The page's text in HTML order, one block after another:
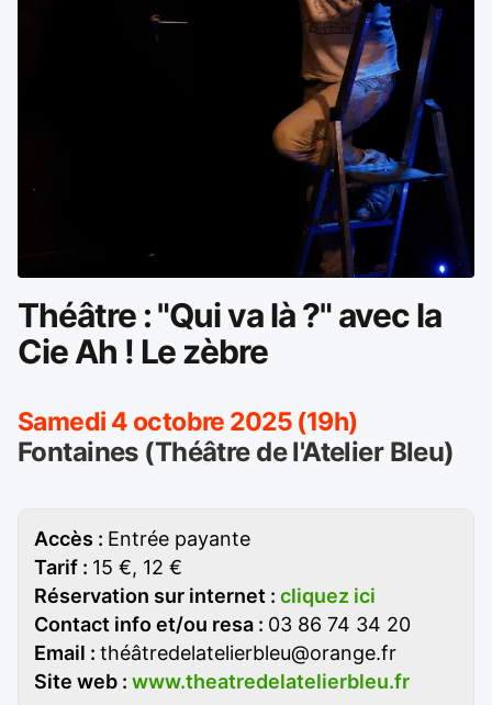
Théâtre : "Qui va là ?" avec la
Cie Ah ! Le zèbre
Samedi 4 octobre 2025 (19h)
Fontaines (Théâtre de l'Atelier Bleu)
Accès : Entrée payante
Tarif : 15 €, 12 €
Réservation sur internet : cliquez ici
Contact info et/ou resa : 03 86 74 34 20
Email : théâtredelatelierbleu@orange.fr
Site web : www.theatredelatelierbleu.fr